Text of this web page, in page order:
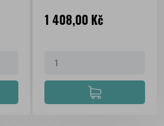
Cena
1 408,00 Kč